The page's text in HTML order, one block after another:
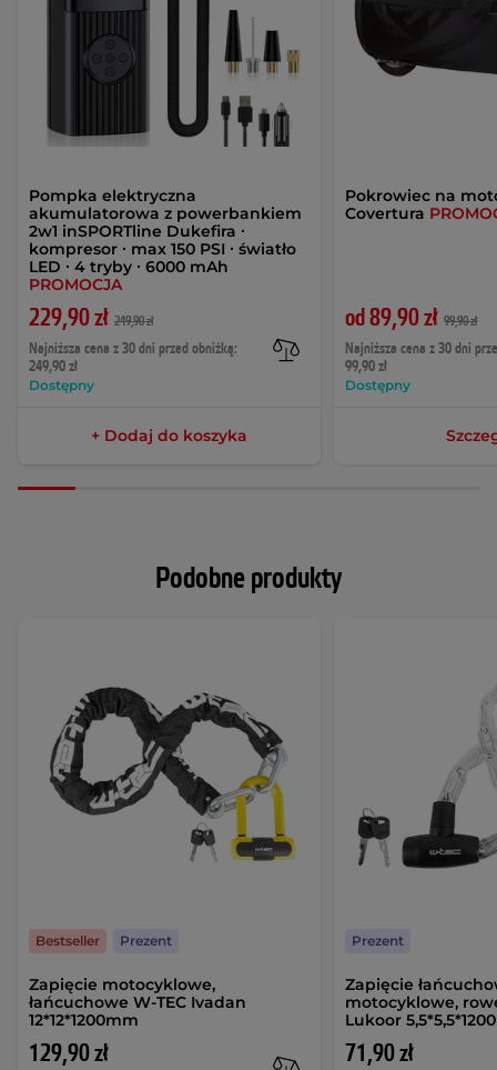
Pompka elektryczna
akumulatorowa z powerbankiem
2w1 inSPORTline Dukefira ∙
kompresor ∙ max 150 PSI ∙ światło
LED ∙ 4 tryby ∙ 6000 mAh
PROMOCJA
229,90 zł 249,90 zł
Najniższa cena z 30 dni przed obniżką:
249,90 zł
Dostępny
+ Dodaj do koszyka
Pokrowiec na
Covertura
od 89,90 zł 99,90 zł
Najniższa cena z 30 dni
99,90 zł
Dostępny
Podobne produkty
Zapięcie motocyklowe,
łańcuchowe W-TEC Ivadan
12*12*1200mm
129,90 zł
Bestseller Prezent
Zapięcie
motocyklowe,
Lukoor
71,90 zł
Prezent